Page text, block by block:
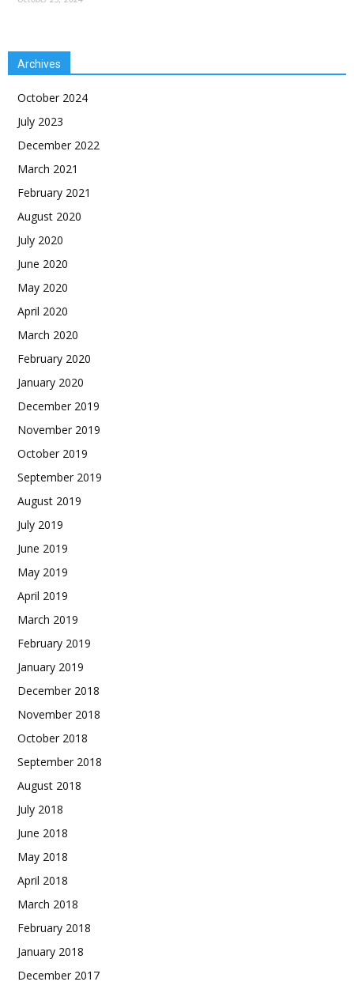
Archives
October 2024
July 2023
December 2022
March 2021
February 2021
August 2020
July 2020
June 2020
May 2020
April 2020
March 2020
February 2020
January 2020
December 2019
November 2019
October 2019
September 2019
August 2019
July 2019
June 2019
May 2019
April 2019
March 2019
February 2019
January 2019
December 2018
November 2018
October 2018
September 2018
August 2018
July 2018
June 2018
May 2018
April 2018
March 2018
February 2018
January 2018
December 2017